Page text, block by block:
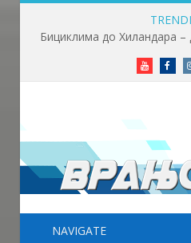
Youtube
NAVIGATE